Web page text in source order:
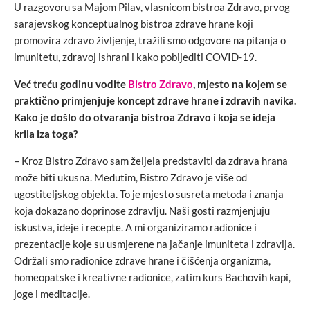
U razgovoru sa Majom Pilav, vlasnicom bistroa Zdravo, prvog
sarajevskog konceptualnog bistroa zdrave hrane koji
promovira zdravo življenje, tražili smo odgovore na pitanja o
imunitetu, zdravoj ishrani i kako pobijediti COVID-19.
Već treću godinu vodite Bistro Zdravo, mjesto na kojem se
praktično primjenjuje koncept zdrave hrane i zdravih navika.
Kako je došlo do otvaranja bistroa Zdravo i koja se ideja
krila iza toga?
– Kroz Bistro Zdravo sam željela predstaviti da zdrava hrana
može biti ukusna. Međutim, Bistro Zdravo je više od
ugostiteljskog objekta. To je mjesto susreta metoda i znanja
koja dokazano doprinose zdravlju. Naši gosti razmjenjuju
iskustva, ideje i recepte. A mi organiziramo radionice i
prezentacije koje su usmjerene na jačanje imuniteta i zdravlja.
Održali smo radionice zdrave hrane i čišćenja organizma,
homeopatske i kreativne radionice, zatim kurs Bachovih kapi,
joge i meditacije.